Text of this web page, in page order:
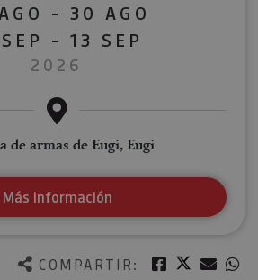
COMPARTIR: Facebook
Twitter
- 30 AGO
- 13 SEP
2026
de armas de Eugi, Eugi
Más información